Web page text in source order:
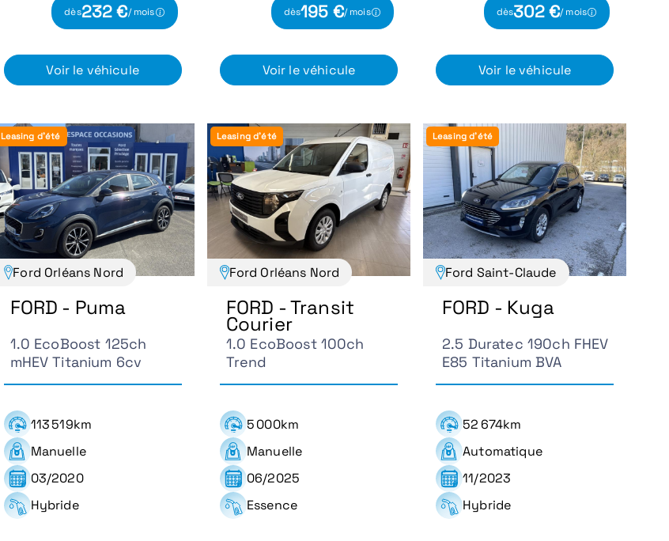
dès232 €/ mois
Voir le véhicule
dès195 €/ mois
Voir le véhicule
dès302 €/ mois
Voir le véhicule
Leasing d'été
Ford Orléans Nord
FORD - Puma
1.0 EcoBoost 125ch
mHEV Titanium 6cv
113 519km
Manuelle
03/2020
Hybride
Leasing d'été
Ford Orléans Nord
FORD - Transit
Courier
1.0 EcoBoost 100ch
Trend
5 000km
Manuelle
06/2025
Essence
Leasing d'été
Ford Saint-Claude
FORD - Kuga
2.5 Duratec 190ch FHEV
E85 Titanium BVA
52 674km
Automatique
11/2023
Hybride